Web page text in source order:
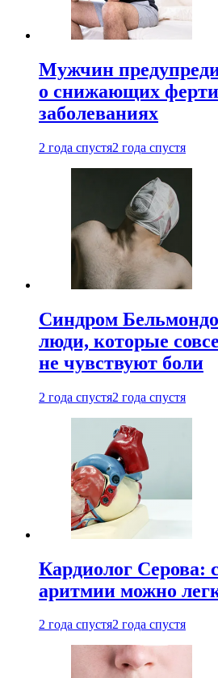
Мужчин
о снижающих
заболеваниях
2 года спустя2 года спустя
Синдром
люди, которые
не чувствуют боли
2 года спустя2 года спустя
Кардиолог Серова:
аритмии можно
2 года спустя2 года спустя